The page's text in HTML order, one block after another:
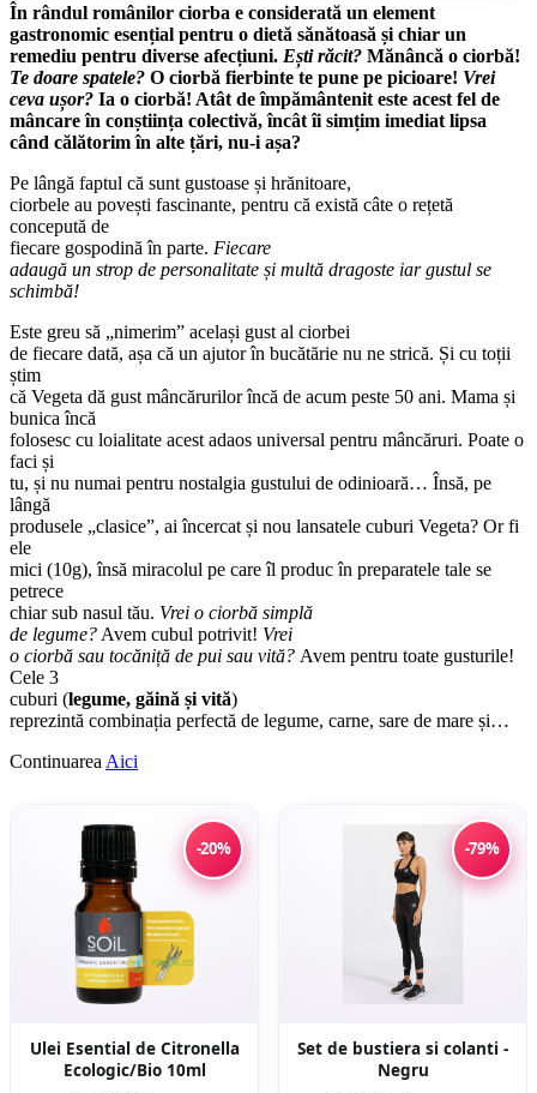
În rândul românilor ciorba e considerată un element
gastronomic esențial pentru o dietă sănătoasă și chiar un
remediu pentru diverse afecțiuni. Ești răcit? Mănâncă o ciorbă!
Te doare spatele? O ciorbă fierbinte te pune pe picioare! Vrei
ceva ușor? Ia o ciorbă! Atât de împământenit este acest fel de
mâncare în conștiința colectivă, încât îi simțim imediat lipsa
când călătorim în alte țări, nu-i așa?
Pe lângă faptul că sunt gustoase și hrănitoare,
ciorbele au povești fascinante, pentru că există câte o rețetă
concepută de
fiecare gospodină în parte. Fiecare
adaugă un strop de personalitate și multă dragoste iar gustul se
schimbă!
Este greu să „nimerim” același gust al ciorbei
de fiecare dată, așa că un ajutor în bucătărie nu ne strică. Și cu toții
știm
că Vegeta dă gust mâncărurilor încă de acum peste 50 ani. Mama și
bunica încă
folosesc cu loialitate acest adaos universal pentru mâncăruri. Poate o
faci și
tu, și nu numai pentru nostalgia gustului de odinioară… Însă, pe
lângă
produsele „clasice”, ai încercat și nou lansatele cuburi Vegeta? Or fi
ele
mici (10g), însă miracolul pe care îl produc în preparatele tale se
petrece
chiar sub nasul tău. Vrei o ciorbă simplă
de legume? Avem cubul potrivit! Vrei
o ciorbă sau tocăniță de pui sau vită? Avem pentru toate gusturile!
Cele 3
cuburi (legume, găină și vită)
reprezintă combinația perfectă de legume, carne, sare de mare și…
Continuarea Aici
-20%
Ulei Esential de Citronella
Ecologic/Bio 10ml
-79%
Set de bustiera si colanti -
Negru